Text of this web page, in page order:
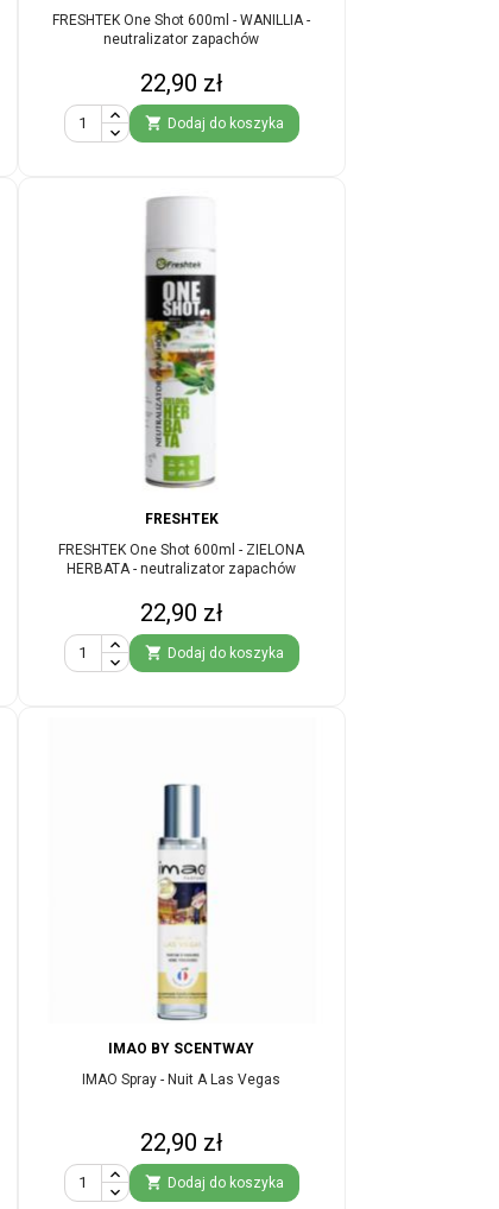
FRESHTEK One Shot 600ml - WANILLIA -
neutralizator zapachów
Cena
22,90 zł
 Dodaj do koszyka
FRESHTEK
FRESHTEK One Shot 600ml - ZIELONA
HERBATA - neutralizator zapachów
Cena
22,90 zł
 Dodaj do koszyka
IMAO BY SCENTWAY
IMAO Spray - Nuit A Las Vegas
Cena
22,90 zł
 Dodaj do koszyka